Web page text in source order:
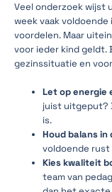
Veel onderzoek wijst
week vaak voldoende
voordelen. Maar
voor ieder kind geldt.
gezinssituatie en
Let op energie
juist uitgeput?
is.
Houd balans in
voldoende rust
Kies kwaliteit
team van